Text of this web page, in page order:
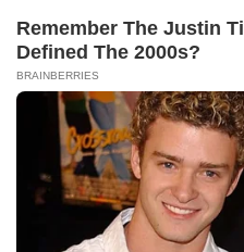
Ce même soir, Alina
terrasse de sa maison,
— Comment te sens-tu
demanda-t-il.
Alina serra sa main :